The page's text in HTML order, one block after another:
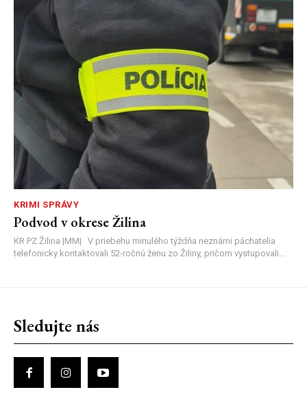
KRIMI SPRÁVY
Podvod v okrese Žilina
KR PZ Žilina |MM| V priebehu minulého týždňa neznámi páchatelia
telefonicky kontaktovali 52-ročnú ženu zo Žiliny, pričom vystupovali...
Sledujte nás